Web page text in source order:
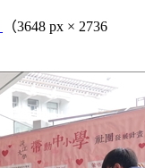
（3648 px × 2736